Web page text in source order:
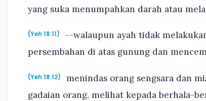
yang suka menumpahkan darah atau
(Yeh 18:11)
--walaupun ayah tidak
persembahan di atas gunung dan
(Yeh 18:12)
menindas orang sengsara dan
gadaian orang, melihat kepada berhala-